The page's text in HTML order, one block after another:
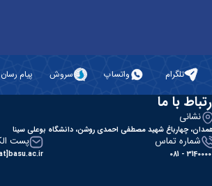
تلگرام واتساپ سروش پیام
با ما
نشانی
چهارباغ شهید مصطفی احمدی روشن، دانشگاه بوعلی سینا
شماره تماس
31400000 -
پست